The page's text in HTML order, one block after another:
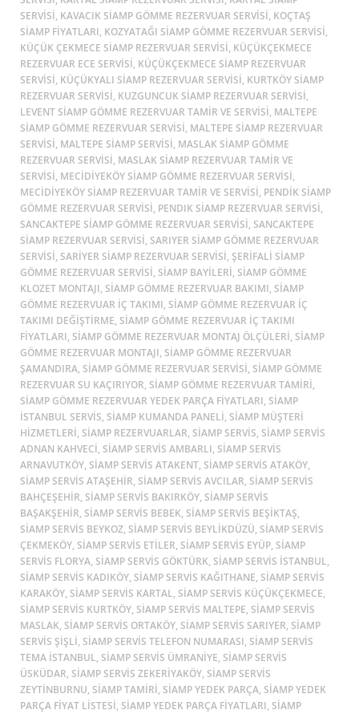
SERVISI, KAVACIK SIAMP GÖMME REZERVUAR SERVISI, KOÇTAŞ
SIAMP FIYATLARI, KOZYATAĞI SIAMP GÖMME REZERVUAR SERVISI,
KÜÇÜK ÇEKMECE SIAMP REZERVUAR SERVISI, KÜÇÜKÇEKMECE
REZERVUAR ECE SERVISI, KÜÇÜKÇEKMECE SIAMP REZERVUAR
SERVISI, KÜÇÜKYALI SIAMP REZERVUAR SERVISI, KURTKÖY SIAMP
REZERVUAR SERVISI, KUZGUNCUK SIAMP REZERVUAR SERVISI,
LEVENT SIAMP GÖMME REZERVUAR TAMIR VE SERVISI, MALTEPE
SIAMP GÖMME REZERVUAR SERVISI, MALTEPE SIAMP REZERVUAR
SERVISI, MALTEPE SIAMP SERVISI, MASLAK SIAMP GÖMME
REZERVUAR SERVISI, MASLAK SIAMP REZERVUAR TAMIR VE
SERVISI, MECIDIYEKÖY SIAMP GÖMME REZERVUAR SERVISI,
MECIDIYEKÖY SIAMP REZERVUAR TAMIR VE SERVISI, PENDIK SIAMP
GÖMME REZERVUAR SERVISI, PENDIK SIAMP REZERVUAR SERVISI,
SANCAKTEPE SIAMP GÖMME REZERVUAR SERVISI, SANCAKTEPE
SIAMP REZERVUAR SERVISI, SARIYER SIAMP GÖMME REZERVUAR
SERVISI, SARIYER SIAMP REZERVUAR SERVISI, ŞERIFALI SIAMP
GÖMME REZERVUAR SERVISI, SIAMP BAYILERI, SIAMP GÖMME
KLOZET MONTAJI, SIAMP GÖMME REZERVUAR BAKIMI, SIAMP
GÖMME REZERVUAR İÇ TAKIMI, SIAMP GÖMME REZERVUAR İÇ
TAKIMI DEĞIŞTIRME, SIAMP GÖMME REZERVUAR İÇ TAKIMI
FIYATLARI, SIAMP GÖMME REZERVUAR MONTAJ ÖLÇÜLERI, SIAMP
GÖMME REZERVUAR MONTAJI, SIAMP GÖMME REZERVUAR
ŞAMANDIRA, SIAMP GÖMME REZERVUAR SERVISI, SIAMP GÖMME
REZERVUAR SU KAÇIRIYOR, SIAMP GÖMME REZERVUAR TAMIRI,
SIAMP GÖMME REZERVUAR YEDEK PARÇA FIYATLARI, SIAMP
ISTANBUL SERVIS, SIAMP KUMANDA PANELI, SIAMP MÜŞTERI
HIZMETLERI, SIAMP REZERVUARLAR, SIAMP SERVIS, SIAMP SERVIS
ADNAN KAHVECI, SIAMP SERVIS AMBARLI, SIAMP SERVIS
ARNAVUTKÖY, SIAMP SERVIS ATAKENT, SIAMP SERVIS ATAKÖY,
SIAMP SERVIS ATAŞEHIR, SIAMP SERVIS AVCILAR, SIAMP SERVIS
BAHÇEŞEHIR, SIAMP SERVIS BAKIRKÖY, SIAMP SERVIS
BAŞAKŞEHIR, SIAMP SERVIS BEBEK, SIAMP SERVIS BEŞIKTAŞ,
SIAMP SERVIS BEYKOZ, SIAMP SERVIS BEYLIKDÜZÜ, SIAMP SERVIS
ÇEKMEKÖY, SIAMP SERVIS ETILER, SIAMP SERVIS EYÜP, SIAMP
SERVIS FLORYA, SIAMP SERVIS GÖKTÜRK, SIAMP SERVIS ISTANBUL,
SIAMP SERVIS KADIKÖY, SIAMP SERVIS KAĞITHANE, SIAMP SERVIS
KARAKÖY, SIAMP SERVIS KARTAL, SIAMP SERVIS KÜÇÜKÇEKMECE,
SIAMP SERVIS KURTKÖY, SIAMP SERVIS MALTEPE, SIAMP SERVIS
MASLAK, SIAMP SERVIS ORTAKÖY, SIAMP SERVIS SARIYER, SIAMP
SERVIS ŞIŞLI, SIAMP SERVIS TELEFON NUMARASI, SIAMP SERVIS
TEMA ISTANBUL, SIAMP SERVIS ÜMRANIYE, SIAMP SERVIS
ÜSKÜDAR, SIAMP SERVIS ZEKERIYAKÖY, SIAMP SERVIS
ZEYTINBURNU, SIAMP TAMIRI, SIAMP YEDEK PARÇA, SIAMP YEDEK
PARÇA FIYAT LISTESI, SIAMP YEDEK PARÇA FIYATLARI, SIAMP